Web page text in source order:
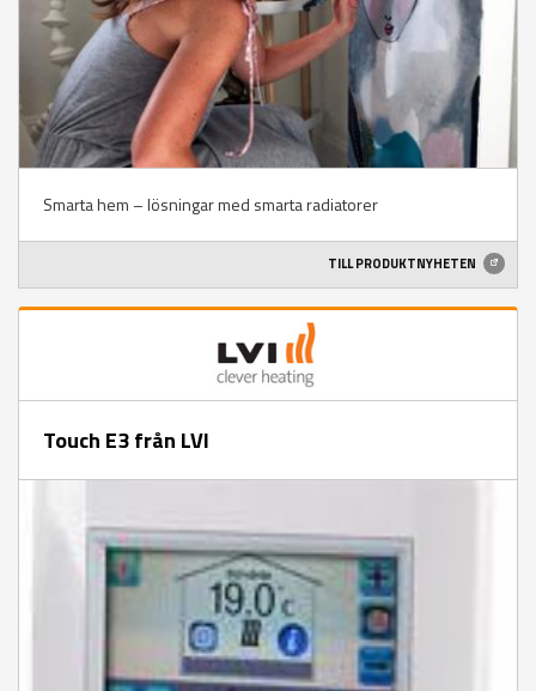
Smarta hem – lösningar med smarta radiatorer
TILL PRODUKTNYHETEN
Touch E3 från LVI